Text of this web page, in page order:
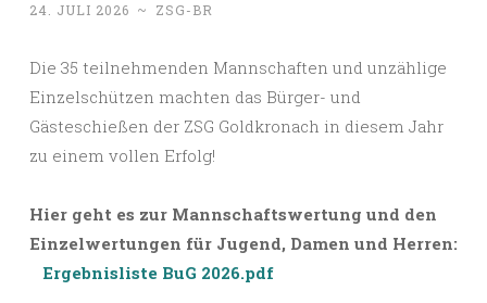
24. JULI 2026 ~ ZSG-BR
Die 35 teilnehmenden Mannschaften und unzählige
Einzelschützen machten das Bürger- und
Gästeschießen der ZSG Goldkronach in diesem Jahr
zu einem vollen Erfolg!
Hier geht es zur Mannschaftswertung und den
Einzelwertungen für Jugend, Damen und Herren:
Ergebnisliste BuG 2026.pdf